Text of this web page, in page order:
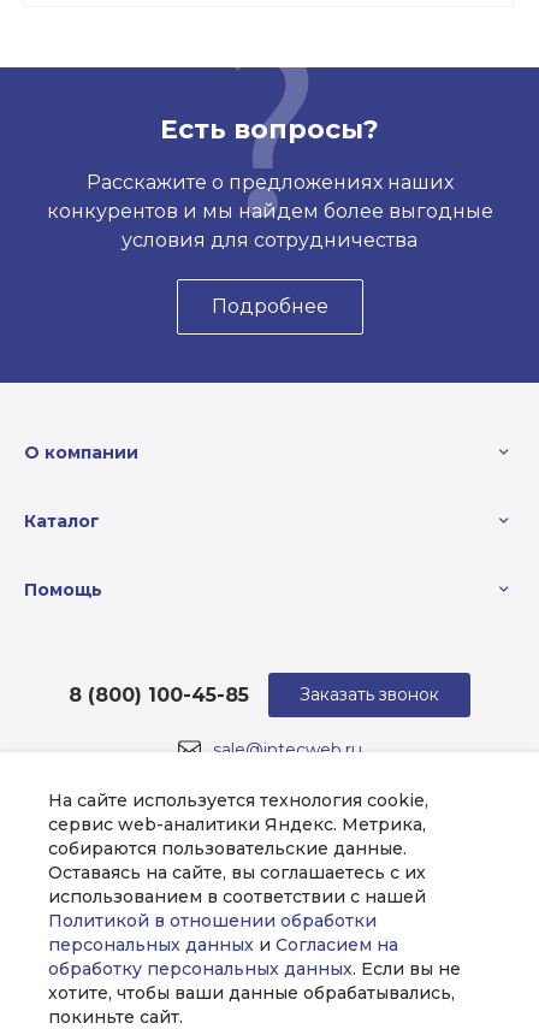
На сайте используется технология cookie,
сервис web-аналитики Яндекс. Метрика,
собираются пользовательские данные.
Оставаясь на сайте, вы соглашаетесь с их
использованием в соответствии с нашей
Политикой в отношении обработки
персональных данных и Согласием на
обработку персональных данных. Если вы не
хотите, чтобы ваши данные обрабатывались,
покиньте сайт.
Есть вопросы?
Расскажите о предложениях наших
конкурентов и мы найдем более выгодные
условия для сотрудничества
Подробнее
О компании
Каталог
Помощь
sale@intecweb.ru
8 (800) 100-45-85
г. Москва, ул. Люсиновская, д. 39
Заказать звонок